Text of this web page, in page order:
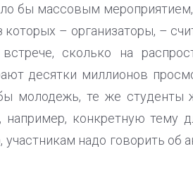
бы массовым
которых – организаторы, –
сколько на
десятки миллионов
молодежь, те же студенты
например, конкретную тему
надо говорить об